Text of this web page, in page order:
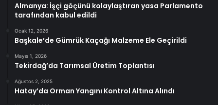
Almanya: İşçi göçünü kolaylaştıran yasa Parlamento
tarafından kabul edildi
Ocak 12, 2026
Başkale’de Gümrük Kaçağı Malzeme Ele Geçirildi
Mayıs 1, 2026
Tekirdağ’da Tarımsal Üretim Toplantısı
Ağustos 2, 2025
Hatay’da Orman Yangını Kontrol Altına Alındı